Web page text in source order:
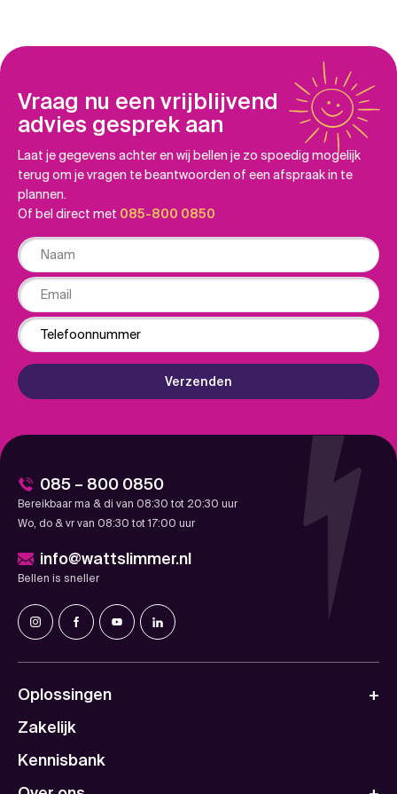
Vraag nu een vrijblijvend
advies gesprek aan
Laat je gegevens achter en wij bellen je zo spoedig mogelijk
terug om je vragen te beantwoorden of een afspraak in te
plannen.
Of bel direct met 085-800 0850
Naam
Email
Phone
Verzenden
085 – 800 0850
Bereikbaar ma & di van 08:30 tot 20:30 uur
Wo, do & vr van 08:30 tot 17:00 uur
info@wattslimmer.nl
Bellen is sneller
Oplossingen
Zakelijk
Kennisbank